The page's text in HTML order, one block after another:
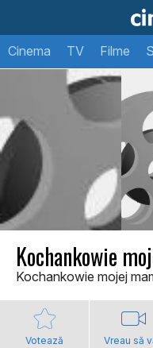
Cinema TV Filme
Kochankowie
Kochankowie mojej
Votează Vreau să